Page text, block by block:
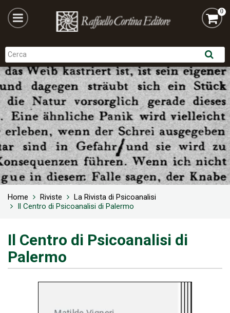
0
Home Riviste
La Rivista di Psicoanalisi
Il Centro di Psicoanalisi di Palermo
Il Centro di Psicoanalisi di
Palermo